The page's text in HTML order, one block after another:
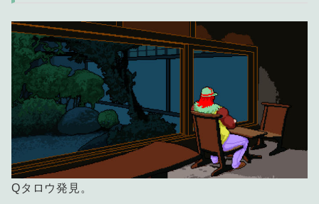
Qタロウ発見。